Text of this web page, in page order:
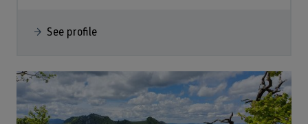
See profile